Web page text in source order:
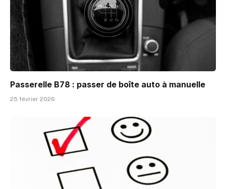
Passerelle B78 : passer de boîte auto à manuelle
25 février 2026